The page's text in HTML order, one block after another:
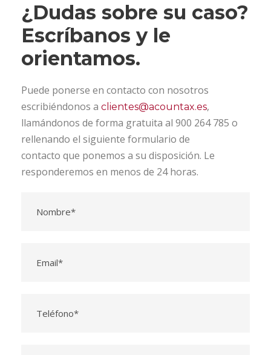
¿Dudas sobre su caso?
Escríbanos y le
orientamos.
Puede ponerse en contacto con nosotros
escribiéndonos a clientes@acountax.es,
llamándonos de forma gratuita al 900 264 785 o
rellenando el siguiente formulario de
contacto que ponemos a su disposición. Le
responderemos en menos de 24 horas.